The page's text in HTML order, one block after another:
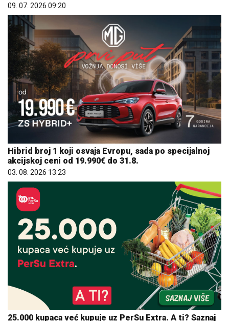
09. 07. 2026 09:20
Hibrid broj 1 koji osvaja Evropu, sada po specijalnoj
akcijskoj ceni od 19.990€ do 31.8.
03. 08. 2026 13:23
25.000 kupaca već kupuje uz PerSu Extra. A ti? Saznaj